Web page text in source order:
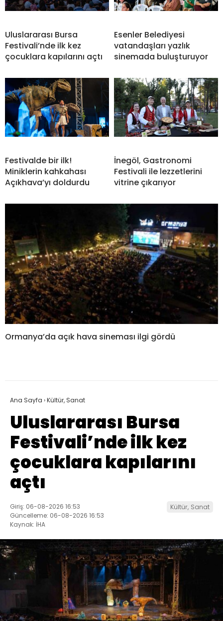
Uluslararası Bursa
Festivali’nde ilk kez
çocuklara kapılarını açtı
Esenler Belediyesi
vatandaşları yazlık
sinemada buluşturuyor
Festivalde bir ilk!
Miniklerin kahkahası
Açıkhava’yı doldurdu
İnegöl, Gastronomi
Festivali ile lezzetlerini
vitrine çıkarıyor
Ormanya’da açık hava sineması ilgi gördü
Ana Sayfa ›Kültür, Sanat
Uluslararası Bursa
Festivali’nde ilk kez
çocuklara kapılarını
açtı
Giriş: 06-08-2026 16:53
Güncelleme: 06-08-2026 16:53
Kaynak: İHA
Kültür, Sanat